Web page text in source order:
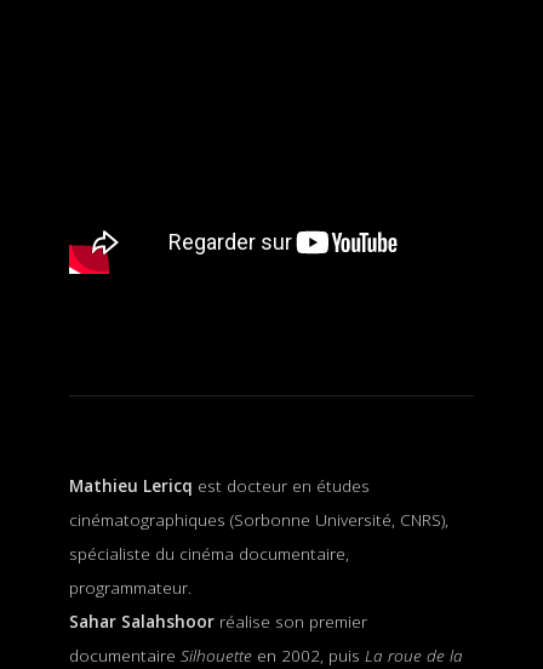
Mathieu Lericq est docteur en études
cinématographiques (Sorbonne Université, CNRS),
spécialiste du cinéma documentaire,
programmateur.
Sahar Salahshoorréalise son premier
documentaire Silhouetteen 2002, puis La roue de la